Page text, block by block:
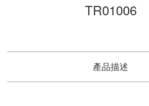
TR01006
產品描述